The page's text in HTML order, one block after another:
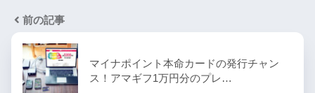
前の記事
マイナポイント本命カードの発行チャン
ス！アマギフ1万円分のプレ…